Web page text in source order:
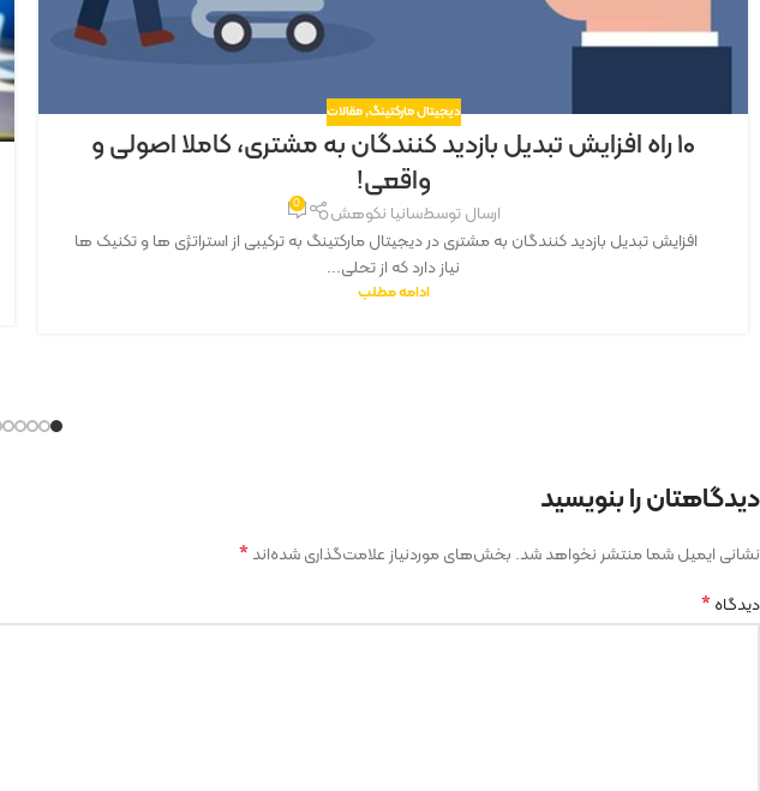
دیجیتال مارکتینگ,مقالات
۱۰ راه افزایش تبدیل بازدید کنندگان به مشتری، کاملا اصولی و
واقعی!
ارسال توسطسانیا نکوهش 0
افزایش تبدیل بازدید کنندگان به مشتری در دیجیتال مارکتینگ به ترکیبی از استراتژی‌ ها و تکنیک ‌ها
نیاز دارد که از تحلی...
ادامه مطلب
دیدگاهتان را بنویسید
نشانی ایمیل شما منتشر نخواهد شد. بخش‌های موردنیاز علامت‌گذاری شده‌اند*
دیدگاه*